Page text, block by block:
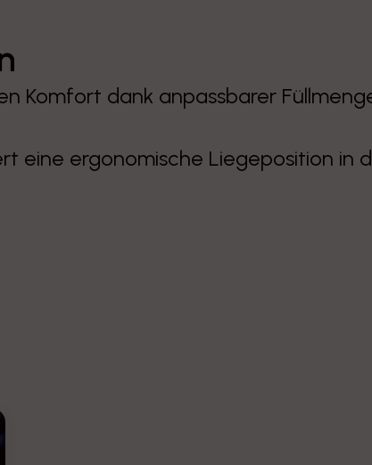
Komfort dank anpassbarer
eine ergonomische Liegeposition in